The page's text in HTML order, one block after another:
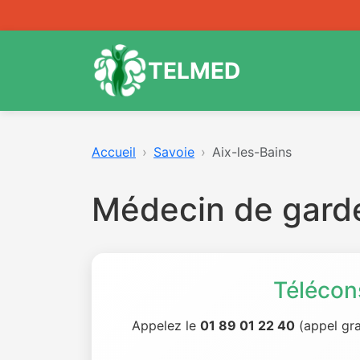
TELMED
Accueil Savoie Aix-les-Bains
Médecin de
Appelez le 01 89 01 22 40 (appel